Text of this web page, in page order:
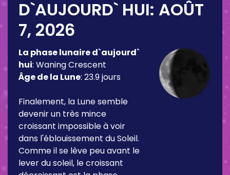
D`AUJOURD` HUI: AOÛT
7, 2026
La phase lunaire d`aujourd`
hui: Waning Crescent
Âge de la Lune: 23.9 jours
Finalement, la Lune semble
devenir un très mince
croissant impossible à voir
dans l'éblouissement du Soleil.
Comme il se lève peu avant le
lever du soleil, le croissant